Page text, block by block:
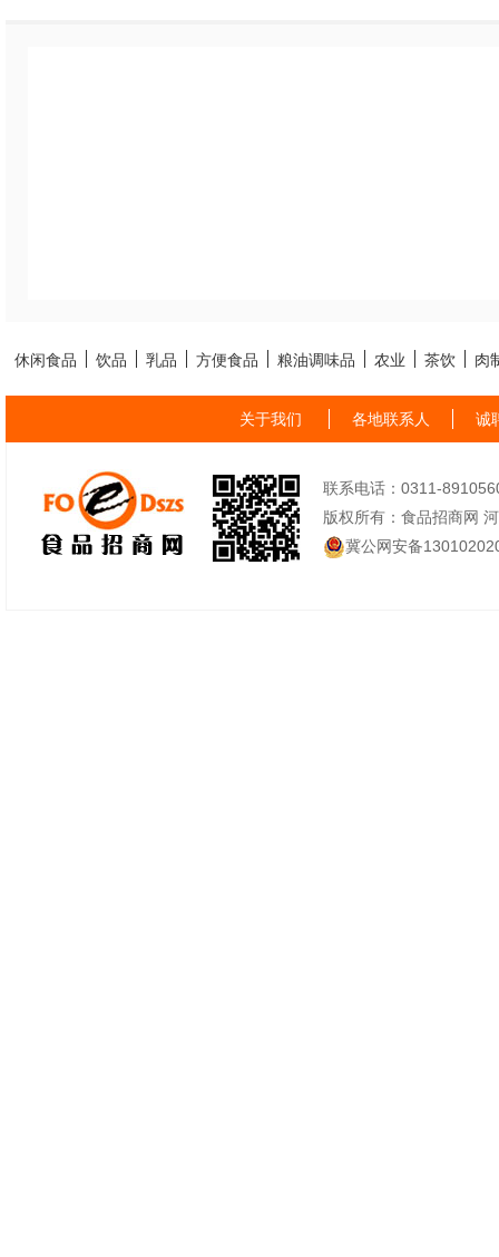
休闲食品 饮品 乳品 方便食品 粮油调味品 农业 茶饮 肉
关于我们 各地联系人 诚
联系电话：0311-
版权所有：食品招商网
冀公网安备